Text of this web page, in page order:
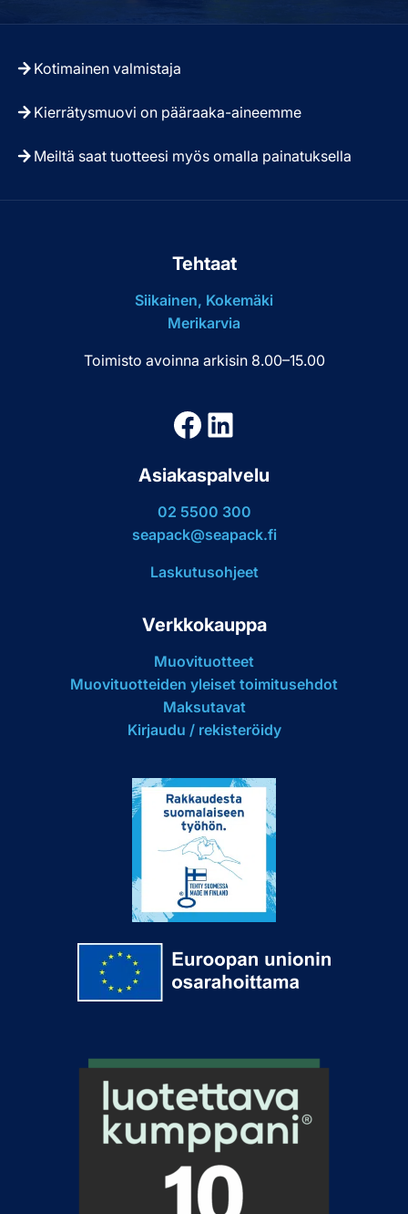
Kotimainen valmistaja
Kierrätysmuovi on pääraaka-aineemme
Meiltä saat tuotteesi myös omalla painatuksella
Tehtaat
Siikainen, Kokemäki
Merikarvia
Toimisto avoinna arkisin 8.00–15.00
Facebook
LinkedIn
Asiakaspalvelu
02 5500 300
seapack@seapack.fi
Laskutusohjeet
Verkkokauppa
Muovituotteet
Muovituotteiden yleiset toimitusehdot
Maksutavat
Kirjaudu / rekisteröidy